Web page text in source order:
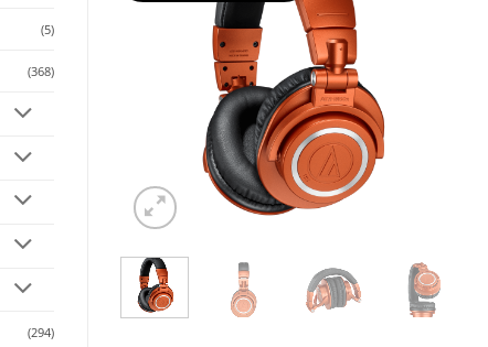
(5)
(368)
(294)